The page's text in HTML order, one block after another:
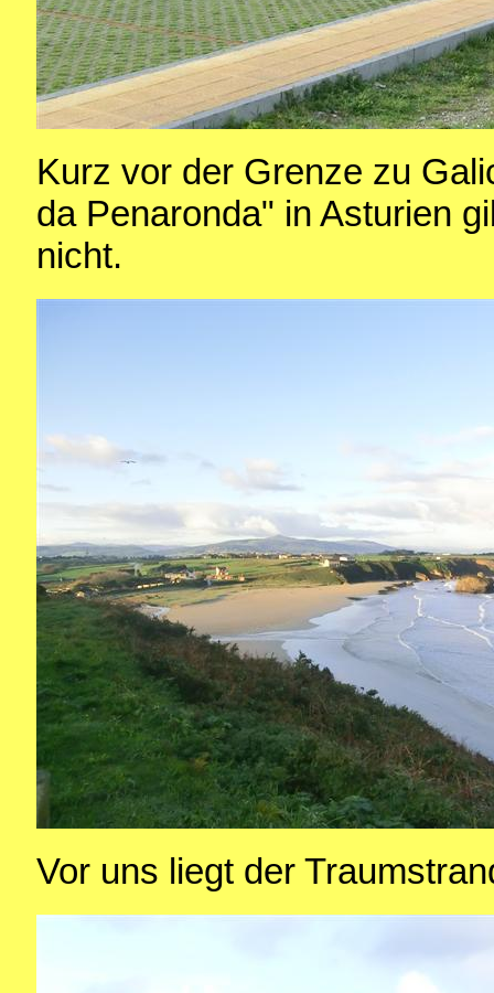
Kurz vor der Grenze zu
da Penaronda" in Asturien
nicht.
Vor uns liegt der